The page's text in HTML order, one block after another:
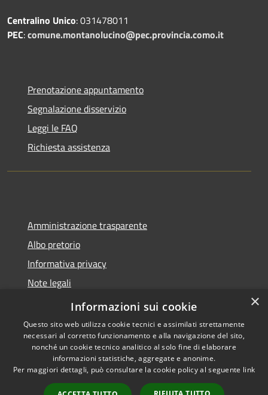
Centralino Unico: 031478011
PEC:comune.montanolucino@pec.provincia.como.it
Prenotazione appuntamento
Segnalazione disservizio
Leggi le FAQ
Richiesta assistenza
Amministrazione trasparente
Albo pretorio
Informativa privacy
Note legali
Dichiarazione di accessibilità
Accessibilità
Copyright © 2026 • Comune di
Montano Lucino • Powered by
Municipium• Accesso
×
Informazioni sui cookie
Questo sito web utilizza cookie tecnici e assimilati strettamente
necessari al corretto funzionamento e alla navigazione del sito,
nonché un cookie tecnico analitico al solo fine di elaborare
informazioni statistiche, aggregate e anonime.
Per maggiori dettagli, può consultare la cookie policy al seguente link